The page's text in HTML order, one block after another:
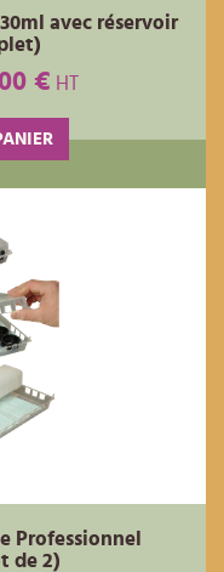
avec réservoir
€ HT
Professionnel
de 2)